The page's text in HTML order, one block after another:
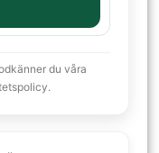
du våra